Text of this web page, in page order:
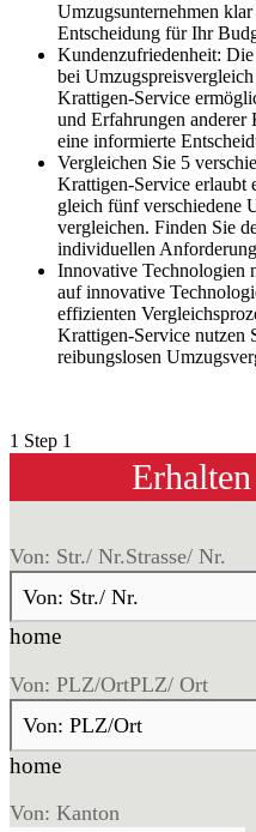
Umzugsunternehmen
Entscheidung für Ihr
Kundenzufriedenheit:
bei
Krattigen-Service
und Erfahrungen anderer
eine informierte
Vergleichen Sie 5
Krattigen-Service erlaubt
gleich fünf verschiedene
vergleichen. Finden Sie
individuellen
Innovative Technologien
auf innovative
effizienten
Krattigen-Service nutzen
reibungslosen
1 Step 1
Von: Str./ Nr.Strasse/ Nr.
home
Von: PLZ/OrtPLZ/ Ort
home
Von: Kanton